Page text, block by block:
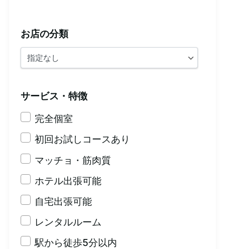
お店の分類
サービス・特徴
完全個室
初回お試しコースあり
マッチョ・筋肉質
ホテル出張可能
自宅出張可能
レンタルルーム
駅から徒歩5分以内